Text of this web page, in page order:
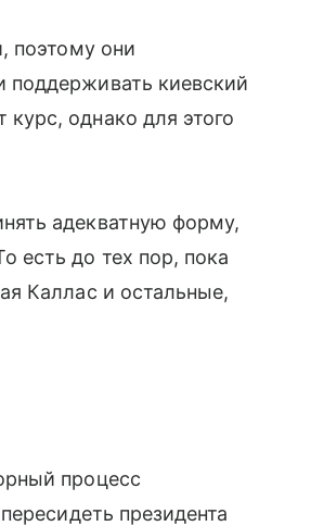
поэтому они
поддерживать киевский
однако для этого
адекватную форму,
есть до тех пор, пока
Каллас и остальные,
процесс
президента